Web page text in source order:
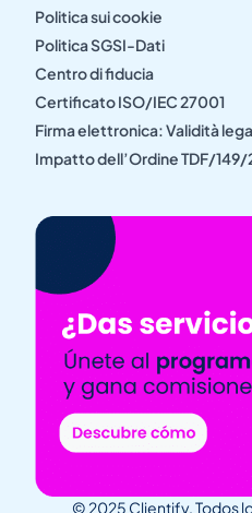
Politica sui cookie
Politica SGSI-Dati
Centro di fiducia
Certificato ISO/IEC 27001
Firma elettronica: Validità
Impatto dell’Ordine TDF/
© 2025 Clientify. Todos